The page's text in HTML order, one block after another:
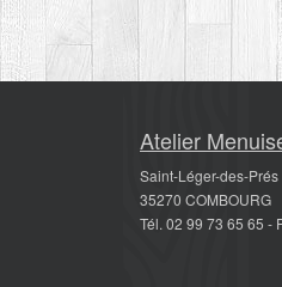
Atelier
Saint-Léger-des-Prés
35270 COMBOURG
Tél. 02 99 73 65 65 -